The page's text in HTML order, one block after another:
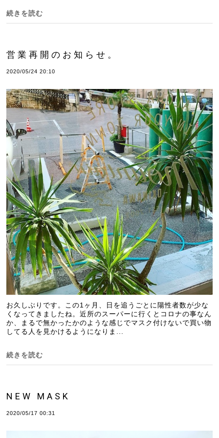
続きを読む
営業再開のお知らせ。
2020/05/24 20:10
お久しぶりです。この1ヶ月、日を追うごとに陽性者数が少な
くなってきましたね。近所のスーパーに行くとコロナの事なん
か、まるで無かったかのような感じでマスク付けないで買い物
してる人を見かけるようになりま...
続きを読む
NEW MASK
2020/05/17 00:31